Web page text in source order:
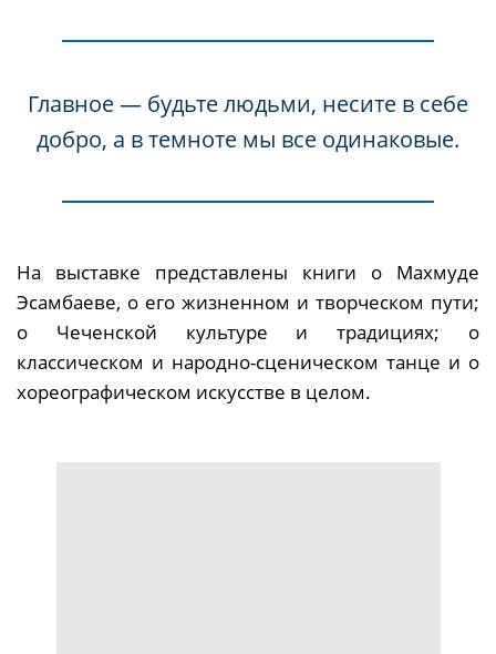
Главное — будьте людьми, несите в себе
добро, а в темноте мы все одинаковые.
На выставке представлены книги о Махмуде
Эсамбаеве, о его жизненном и творческом пути;
о Чеченской культуре и традициях; о
классическом и народно-сценическом танце и о
хореографическом искусстве в целом.